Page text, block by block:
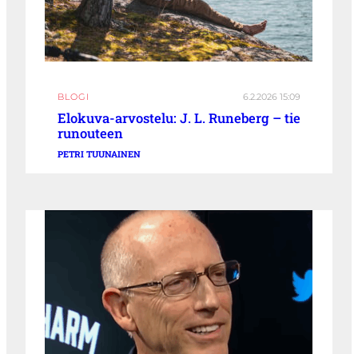
BLOGI 6.2.2026 15:09
Elokuva-arvostelu: J. L. Runeberg – tie
runouteen
PETRI TUUNAINEN